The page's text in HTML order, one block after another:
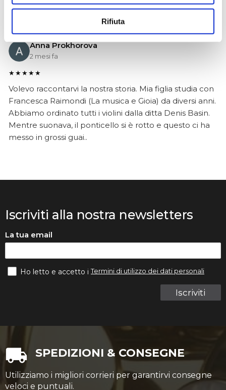
Rifiuta
Anna Prokhorova
2 mesi fa
★★★★★
Volevo raccontarvi la nostra storia. Mia figlia studia con
Francesca Raimondi (La musica e Gioia) da diversi anni.
Abbiamo ordinato tutti i violini dalla ditta Denis Basin.
Mentre suonava, il ponticello si è rotto e questo ci ha
messo in grossi guai..
Iscriviti alla nostra newsletters
La tua email
Iscriviti
Ho letto e accetto iTermini di utilizzo dei dati personali
SPEDIZIONI & CONSEGNE
Utilizziamo i migliori corrieri per garantirvi consegne
veloci e puntuali.